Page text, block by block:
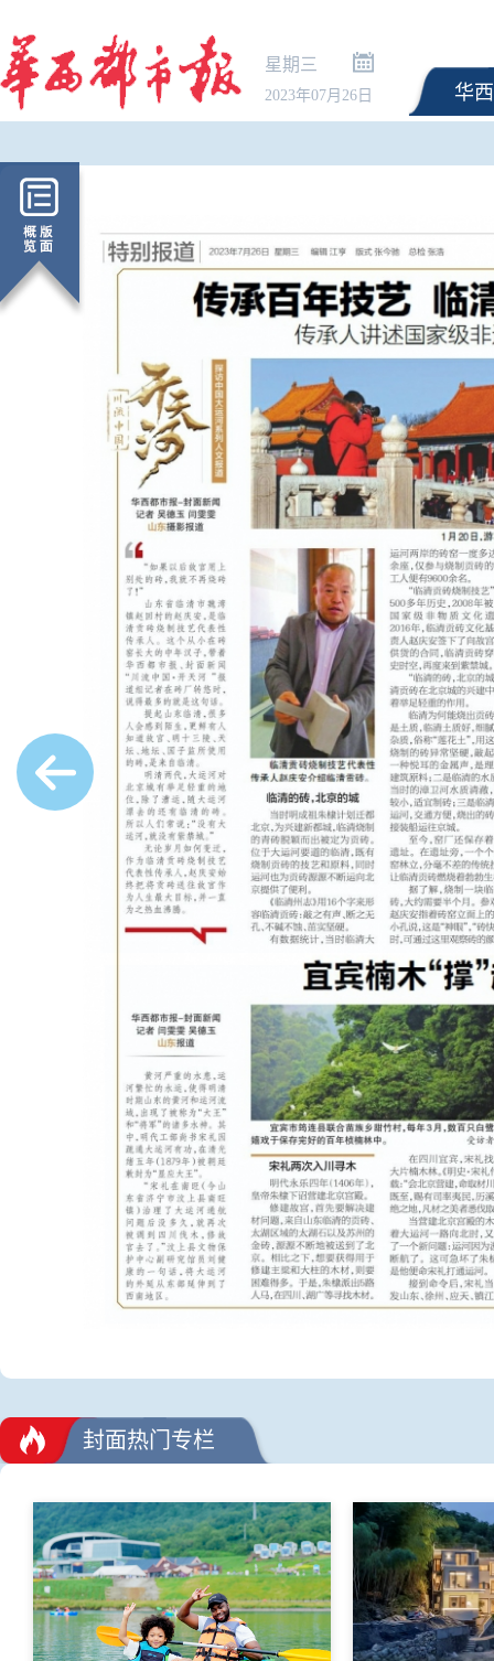
星期三
2023年07月26日 华
这些火箭，为何要选在
射？
封面热门专栏